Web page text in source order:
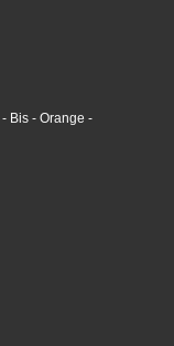
- Bis - Orange -